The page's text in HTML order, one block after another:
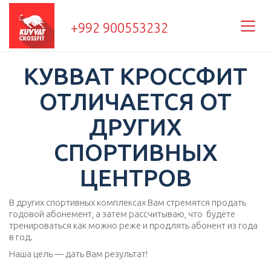
+992 900553232
КУВВАТ КРОССФИТ
ОТЛИЧАЕТСЯ ОТ
ДРУГИХ
СПОРТИВНЫХ
ЦЕНТРОВ
В других спортивных комплексах Вам стремятся продать
годовой абонемент, а затем рассчитываю, что будете
тренироваться как можно реже и продлять абонент из года
в год.
Наша цель — дать Вам результат!